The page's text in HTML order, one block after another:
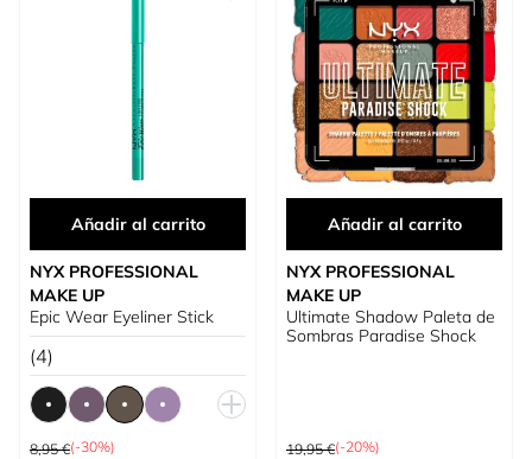
Añadir al carrito
NYX PROFESSIONAL
MAKE UP
Epic Wear Eyeliner Stick
(4)
Precio habitual
8,95 €(-30%)
Añadir al carrito
NYX PROFESSIONAL
MAKE UP
Ultimate Shadow Paleta de
Sombras Paradise Shock
Precio habitual
19,95 €(-20%)